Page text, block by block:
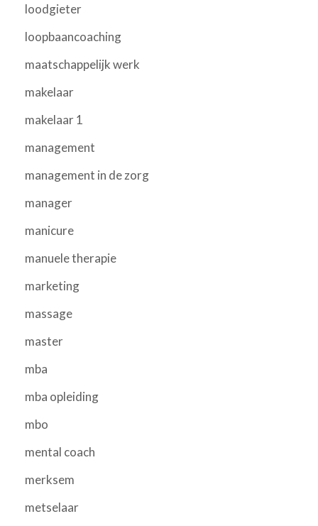
loodgieter
loopbaancoaching
maatschappelijk werk
makelaar
makelaar 1
management
management in de zorg
manager
manicure
manuele therapie
marketing
massage
master
mba
mba opleiding
mbo
mental coach
merksem
metselaar